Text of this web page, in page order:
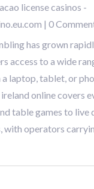
license casinos -
| 0
has grown
access to a wide
laptop, tablet, or
online covers
table games to live
with operators